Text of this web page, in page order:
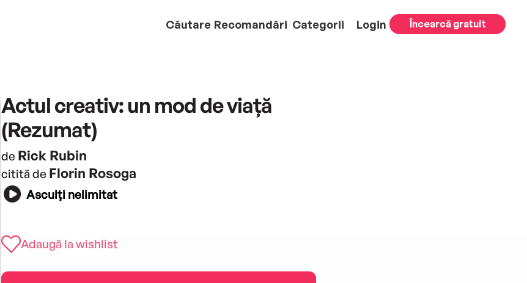
Căutare Recomandări Categorii Login Încearcă gratuit
Actul creativ: un mod de viață
(Rezumat)
de Rick Rubin
citită de Florin Rosoga
Asculți nelimitat
Adaugă la wishlist